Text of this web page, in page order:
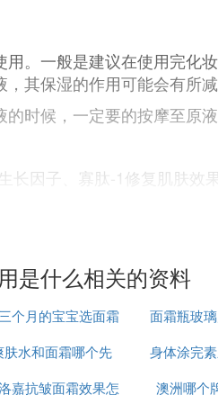
。一般是建议在使用完化
其保湿的作用可能会有所减
时候，一定要的按摩至原
长因子、寡肽-1修复肌肤效
蔻积雪草寡肽修护系
的作用与功效，花皙蔻积
补，辅助皮肤消化以及吸收
展性紧实度，让我们的皮
系列，是源于澳洲的一个有
防护力，其中含有的积雪草
是什么相关的资料
个月的宝宝选面霜
怎么选
面霜瓶玻
肤水和面霜哪个先
身体涂完
嘉抗皱面霜效果怎
澳洲哪个